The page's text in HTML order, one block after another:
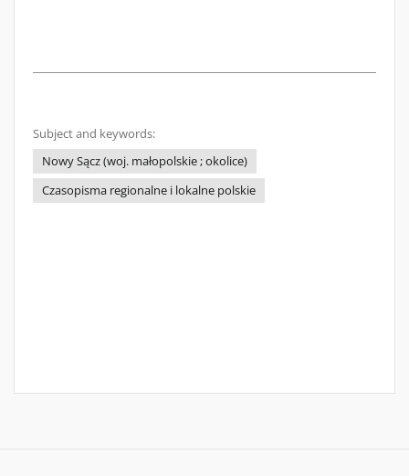
Subject and keywords:
Nowy Sącz (woj. małopolskie ; okolice)
Czasopisma regionalne i lokalne polskie